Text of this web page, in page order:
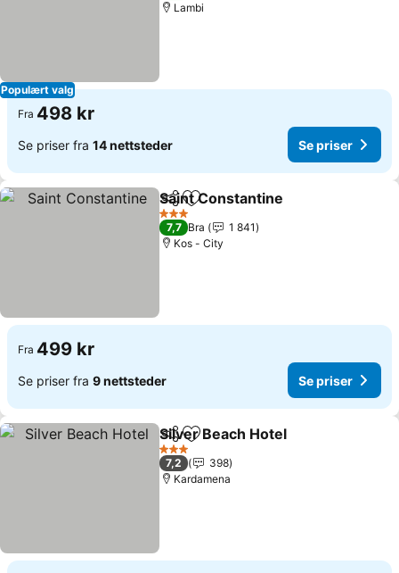
Populært valg
Lambi
Fra 498 kr
Se priser fra 14 nettsteder Se priser
Del Legg til i favoritter
Saint Constantine
3 Stjerner
7,7 Bra
1 841
Kos - City
Fra 499 kr
Se priser fra 9 nettsteder Se priser
Del Legg til i favoritter
Silver Beach Hotel
3 Stjerner
7,2
398
Kardamena